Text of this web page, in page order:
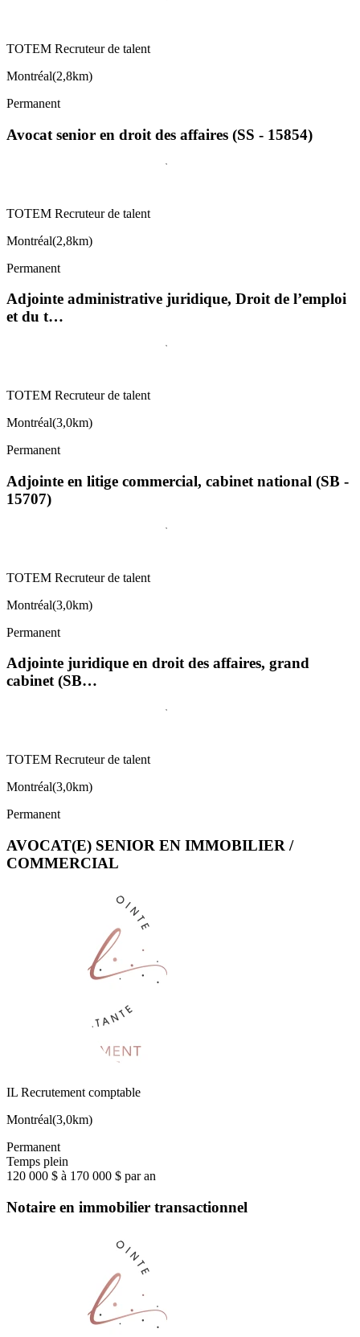
TOTEM Recruteur de talent
Montréal(2,8km)
Permanent
Avocat senior en droit des affaires (SS - 15854)
TOTEM Recruteur de talent
Montréal(2,8km)
Permanent
Adjointe administrative juridique, Droit de l’emploi
et du t…
TOTEM Recruteur de talent
Montréal(3,0km)
Permanent
Adjointe en litige commercial, cabinet national (SB -
15707)
TOTEM Recruteur de talent
Montréal(3,0km)
Permanent
Adjointe juridique en droit des affaires, grand
cabinet (SB…
TOTEM Recruteur de talent
Montréal(3,0km)
Permanent
AVOCAT(E) SENIOR EN IMMOBILIER /
COMMERCIAL
IL Recrutement comptable
Montréal(3,0km)
Permanent
Temps plein
120 000 $ à 170 000 $ par an
Notaire en immobilier transactionnel